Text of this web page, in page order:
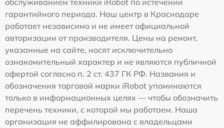
обслуживанием техники iRobot по истечении
гарантийного периода. Наш центр в Краснодаре
работает независимо и не имеет официальной
авторизации от производителя. Цены на ремонт,
указанные на сайте, носят исключительно
ознакомительный характер и не являются публичной
офертой согласно п. 2 ст. 437 ГК РФ. Названия и
обозначения торговой марки iRobot упоминаются
только в информационных целях — чтобы обозначить
перечень техники, с которой мы работаем. Наша
организация не аффилирована с владельцами